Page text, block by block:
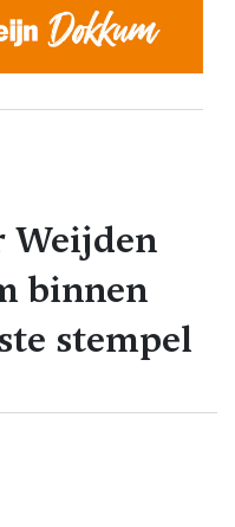
Weijden
binnen
stempel